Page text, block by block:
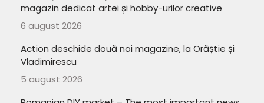
magazin dedicat artei și hobby-urilor creative
6 august 2026
Action deschide două noi magazine, la Orăștie și
Vladimirescu
5 august 2026